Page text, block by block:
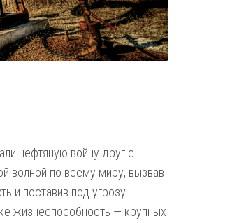
нефтяную войну друг с
волной по всему миру, вызвав
и поставив под угрозу
жизнеспособность — крупных